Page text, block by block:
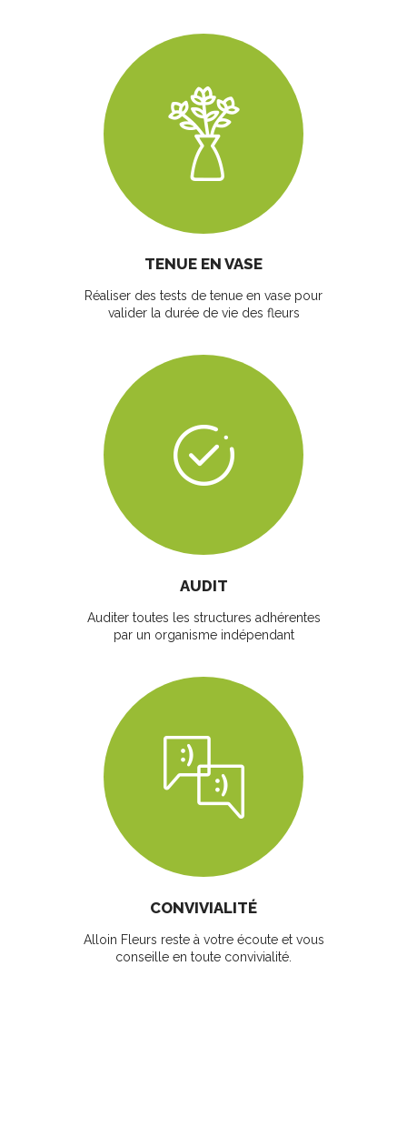
TENUE EN VASE
Réaliser des tests de tenue en vase pour
valider la durée de vie des fleurs
AUDIT
Auditer toutes les structures adhérentes
par un organisme indépendant
CONVIVIALITÉ
Alloin Fleurs reste à votre écoute et vous
conseille en toute convivialité.